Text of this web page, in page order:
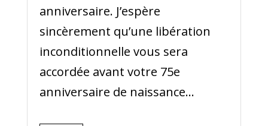
anniversaire. J’espère
sincèrement qu’une libération
inconditionnelle vous sera
accordée avant votre 75e
anniversaire de naissance…